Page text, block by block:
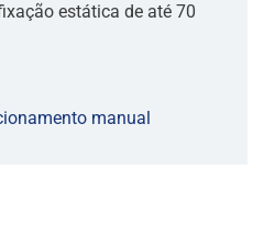
estática de até 70
manual